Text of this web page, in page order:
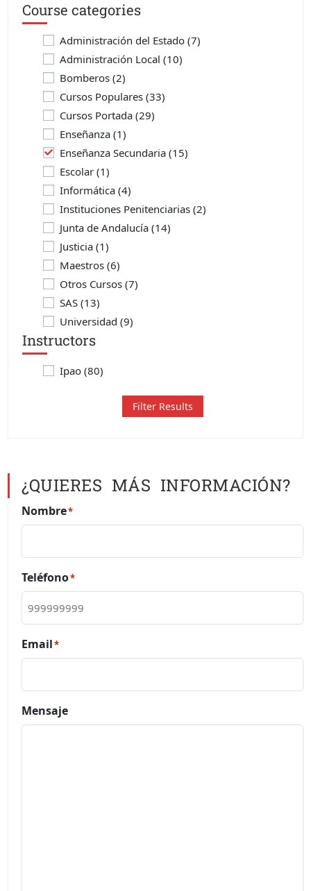
Course categories
Administración del Estado(7)
Administración Local(10)
Bomberos(2)
Cursos Populares(33)
Cursos Portada(29)
Enseñanza(1)
Enseñanza Secundaria(15)
Escolar(1)
Informática(4)
Instituciones Penitenciarias(2)
Junta de Andalucía(14)
Justicia(1)
Maestros(6)
Otros Cursos(7)
SAS(13)
Universidad(9)
Instructors
Ipao(80)
Filter Results
¿QUIERES MÁS INFORMACIÓN?
Nombre*
Teléfono*
Email*
Mensaje